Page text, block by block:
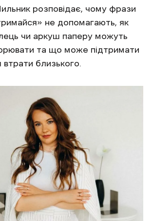
розповідає, чому фрази
не допомагають, як
чи аркуш паперу можуть
та що може підтримати
втрати близького.